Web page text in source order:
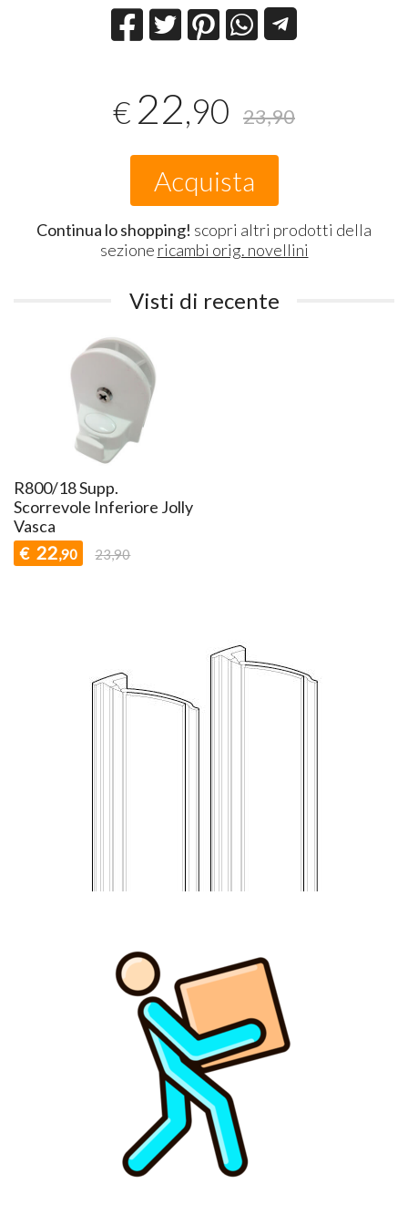
€ 22,90 23,90
Acquista
Continua lo shopping! scopri altri prodotti della
sezione ricambi orig. novellini
Visti di recente
R800/18 Supp.
Scorrevole Inferiore Jolly
Vasca
€ 22,90 23,90